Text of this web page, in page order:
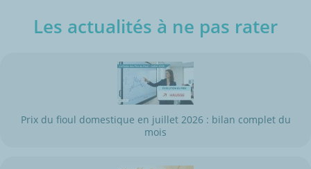
Les actualités à ne pas rater
Prix du fioul domestique en juillet 2026 : bilan complet du
mois